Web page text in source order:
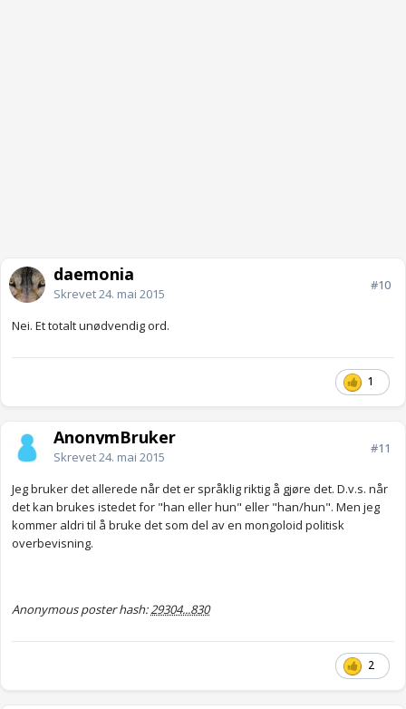
daemonia
Skrevet24. mai 2015
#10
Nei. Et totalt unødvendig ord.
1
AnonymBruker
Skrevet24. mai 2015
#11
Jeg bruker det allerede når det er språklig riktig å gjøre det. D.v.s. når
det kan brukes istedet for "han eller hun" eller "han/hun". Men jeg
kommer aldri til å bruke det som del av en mongoloid politisk
overbevisning.
Anonymous poster hash:29304...830
2